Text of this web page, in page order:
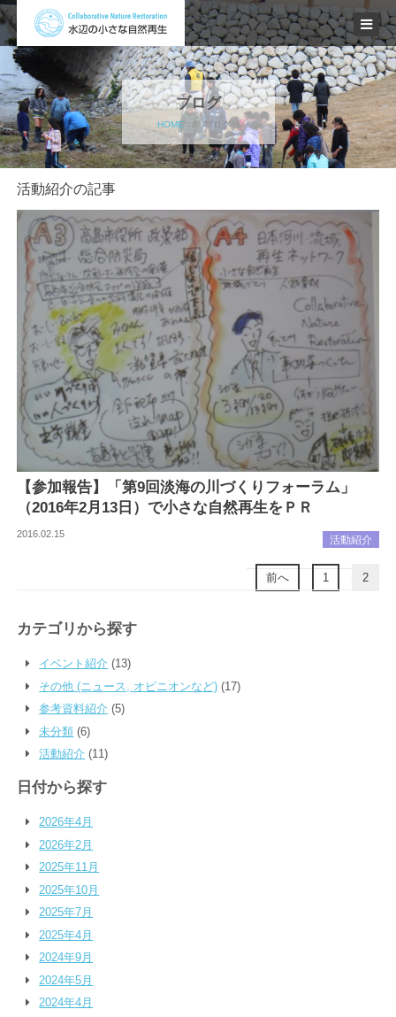
ブログ
HOME / ブログ
活動紹介の記事
【参加報告】「第9回淡海の川づくりフォーラム」
（2016年2月13日）で小さな自然再生をＰＲ
2016.02.15 活動紹介
前へ 1 2
カテゴリから探す
イベント紹介 (13)
その他 (ニュース, オピニオンなど) (17)
参考資料紹介 (5)
未分類 (6)
活動紹介 (11)
日付から探す
2026年4月
2026年2月
2025年11月
2025年10月
2025年7月
2025年4月
2024年9月
2024年5月
2024年4月